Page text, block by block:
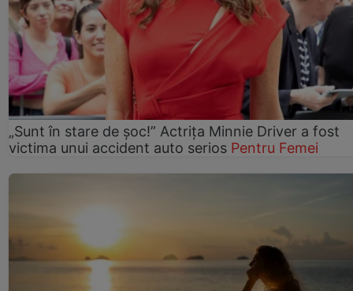
„Sunt în stare de șoc!” Actrița Minnie Driver a fost
victima unui accident auto serios Pentru Femei